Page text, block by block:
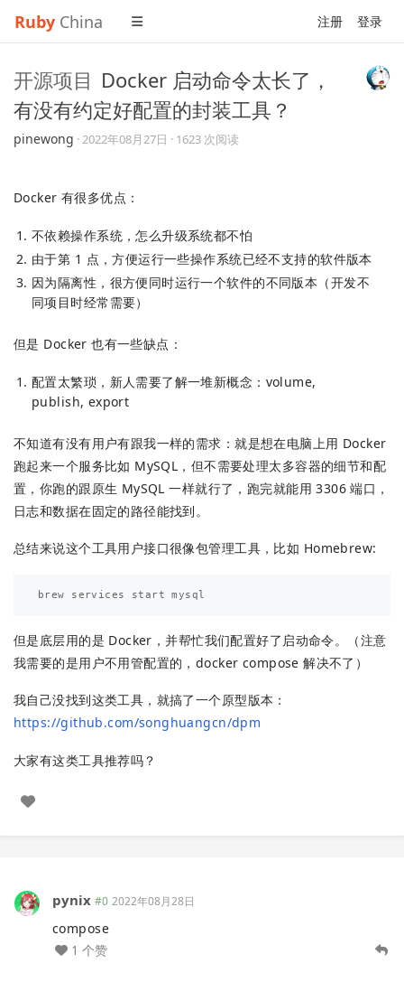
Ruby China 注册 登录
开源项目 Docker 启动命令太长了，
有没有约定好配置的封装工具？
pinewong ·2022年08月27日 · 1623 次阅读
Docker 有很多优点：
不依赖操作系统，怎么升级系统都不怕
由于第 1 点，方便运行一些操作系统已经不支持的软件版本
因为隔离性，很方便同时运行一个软件的不同版本（开发不
同项目时经常需要）
但是 Docker 也有一些缺点：
配置太繁琐，新人需要了解一堆新概念：volume,
publish, export
不知道有没有用户有跟我一样的需求：就是想在电脑上用 Docker
跑起来一个服务比如 MySQL，但不需要处理太多容器的细节和配
置，你跑的跟原生 MySQL 一样就行了，跑完就能用 3306 端口，
日志和数据在固定的路径能找到。
总结来说这个工具用户接口很像包管理工具，比如 Homebrew:
但是底层用的是 Docker，并帮忙我们配置好了启动命令。（注意
我需要的是用户不用管配置的，docker compose 解决不了）
我自己没找到这类工具，就搞了一个原型版本：
https://github.com/songhuangcn/dpm
大家有这类工具推荐吗？
pynix #0 2022年08月28日
compose
1 个赞